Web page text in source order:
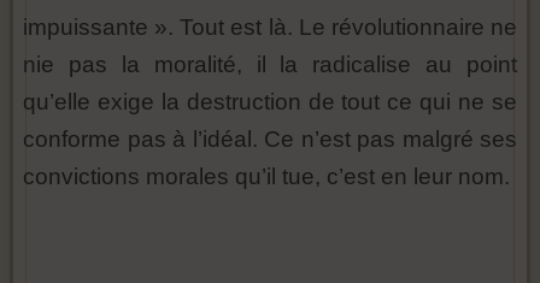
impuissante ». Tout est là. Le révolutionnaire ne
nie pas la moralité, il la radicalise au point
qu’elle exige la destruction de tout ce qui ne se
conforme pas à l’idéal. Ce n’est pas malgré ses
convictions morales qu’il tue, c’est en leur nom.